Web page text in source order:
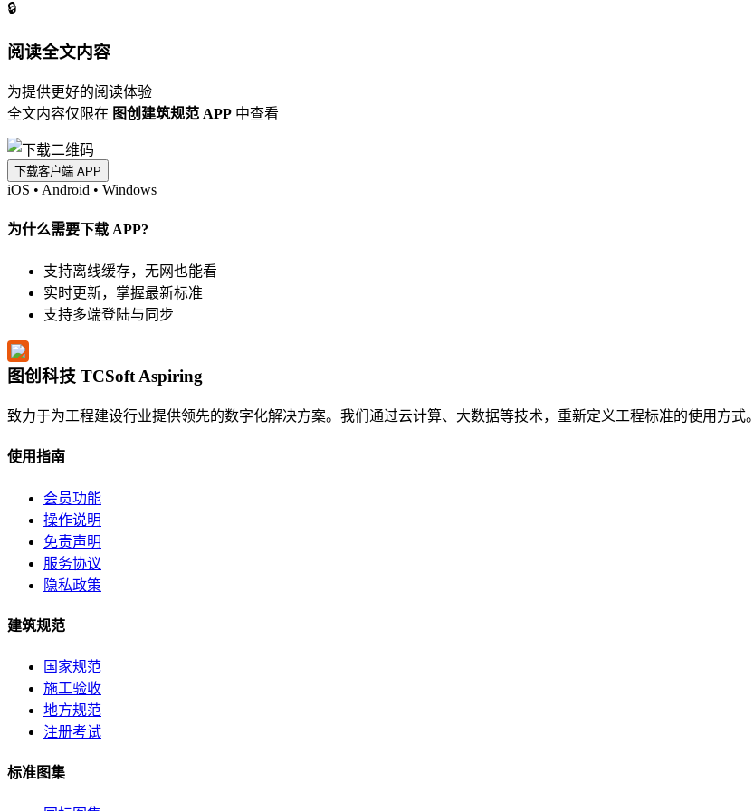
🔒
阅读全文内容
为提供更好的阅读体验
全文内容仅限在 图创建筑规范 APP 中查看
下载客户端 APP
iOS • Android • Windows
为什么需要下载 APP?
支持离线缓存，无网也能看
实时更新，掌握最新标准
支持多端登陆与同步
图创科技 TCSoft Aspiring
致力于为工程建设行业提供领先的数字化解决方案。我们通过云计算、大数据等技术，重新定义工程标准的使用方式。
使用指南
会员功能
操作说明
免责声明
服务协议
隐私政策
建筑规范
国家规范
施工验收
地方规范
注册考试
标准图集